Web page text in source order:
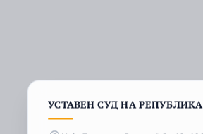
УСТАВЕН СУД НА